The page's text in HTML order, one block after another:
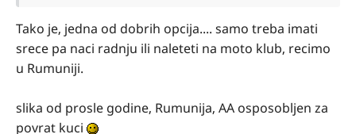
Tako je, jedna od dobrih opcija.... samo treba imati
srece pa naci radnju ili naleteti na moto klub, recimo
u Rumuniji.
slika od prosle godine, Rumunija, AA osposobljen za
povrat kuci